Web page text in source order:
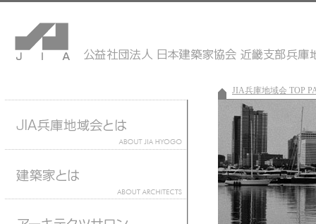
JIA兵庫地域会 TOP